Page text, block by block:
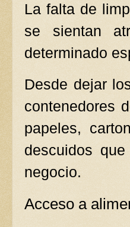
La falta de
se sientan
determinado
Desde dejar
contenedores
papeles,
descuidos
negocio.
Acceso a